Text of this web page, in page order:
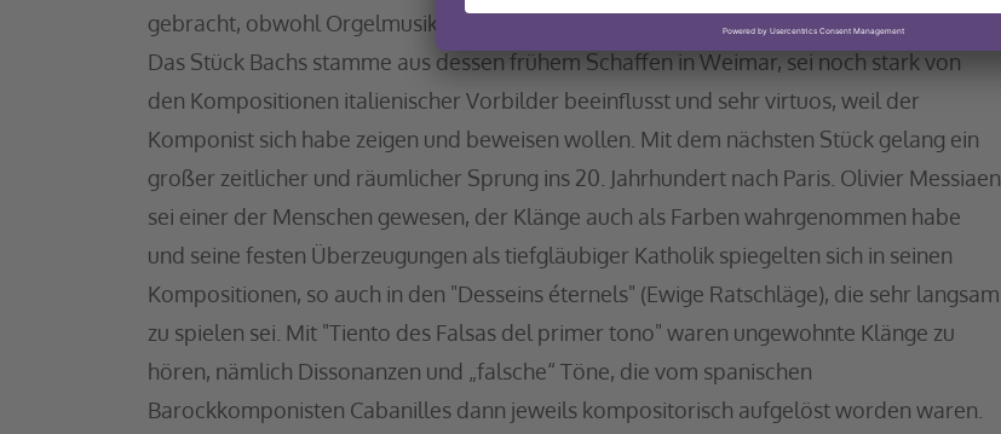
gebracht, obwohl Orgelmusik zu seiner Zeit nicht gefragt war.
Das Stück Bachs stamme aus dessen frühem Schaffen in Weimar, sei noch stark von
den Kompositionen italienischer Vorbilder beeinflusst und sehr virtuos, weil der
Komponist sich habe zeigen und beweisen wollen. Mit dem nächsten Stück gelang ein
großer zeitlicher und räumlicher Sprung ins 20. Jahrhundert nach Paris. Olivier Messiaen
sei einer der Menschen gewesen, der Klänge auch als Farben wahrgenommen habe
und seine festen Überzeugungen als tiefgläubiger Katholik spiegelten sich in seinen
Kompositionen, so auch in den "Desseins éternels" (Ewige Ratschläge), die sehr langsam
zu spielen sei. Mit "Tiento des Falsas del primer tono" waren ungewohnte Klänge zu
hören, nämlich Dissonanzen und „falsche“ Töne, die vom spanischen
Barockkomponisten Cabanilles dann jeweils kompositorisch aufgelöst worden waren.